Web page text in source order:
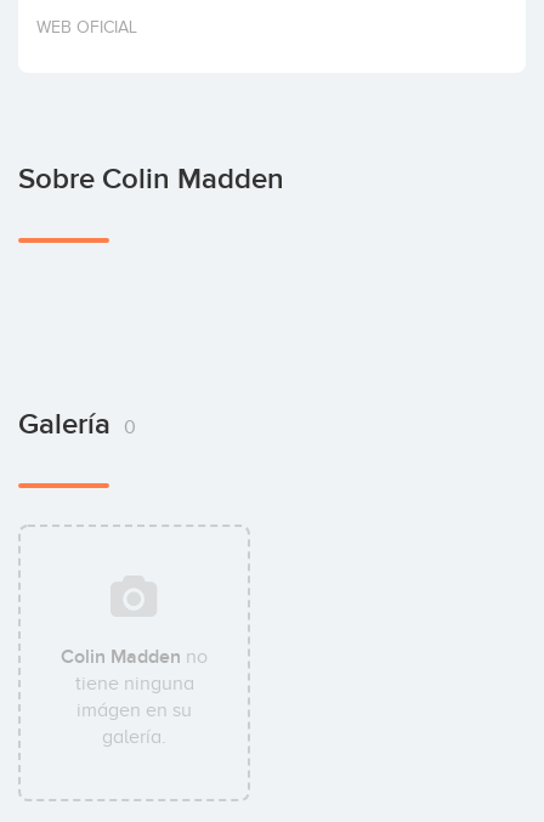
Invertir
WEB OFICIAL
Sobre Colin Madden
Galería 0
Colin Madden no
tiene ninguna
imágen en su
galería.